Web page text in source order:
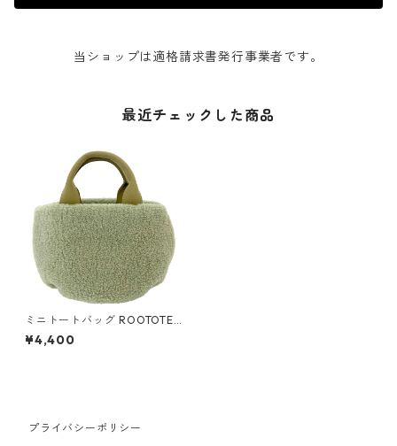
当ショップは適格請求書発行事業者です。
最近チェックした商品
ミニトートバッグ ROOTOTE
babyroo mysa-A 1270 ルー
トート SN.ベビールー.ミーサ
¥4,400
プライバシーポリシー